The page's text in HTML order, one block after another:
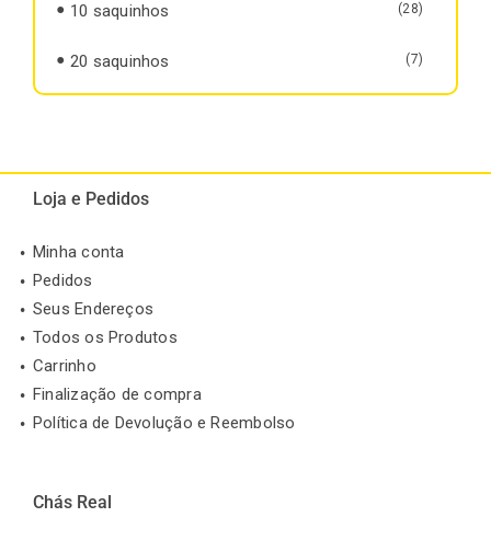
10 saquinhos (28)
20 saquinhos (7)
Loja e Pedidos
Minha conta
Pedidos
Seus Endereços
Todos os Produtos
Carrinho
Finalização de compra
Política de Devolução e Reembolso
Chás Real